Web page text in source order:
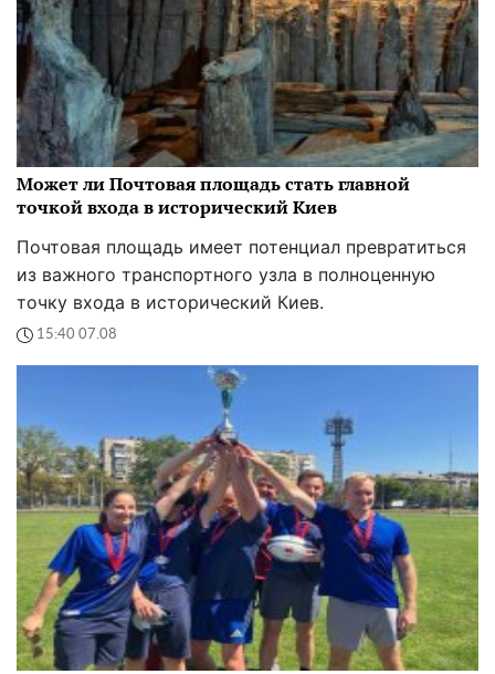
Может ли Почтовая площадь стать главной
точкой входа в исторический Киев
Почтовая площадь имеет потенциал превратиться
из важного транспортного узла в полноценную
точку входа в исторический Киев.
15:40 07.08